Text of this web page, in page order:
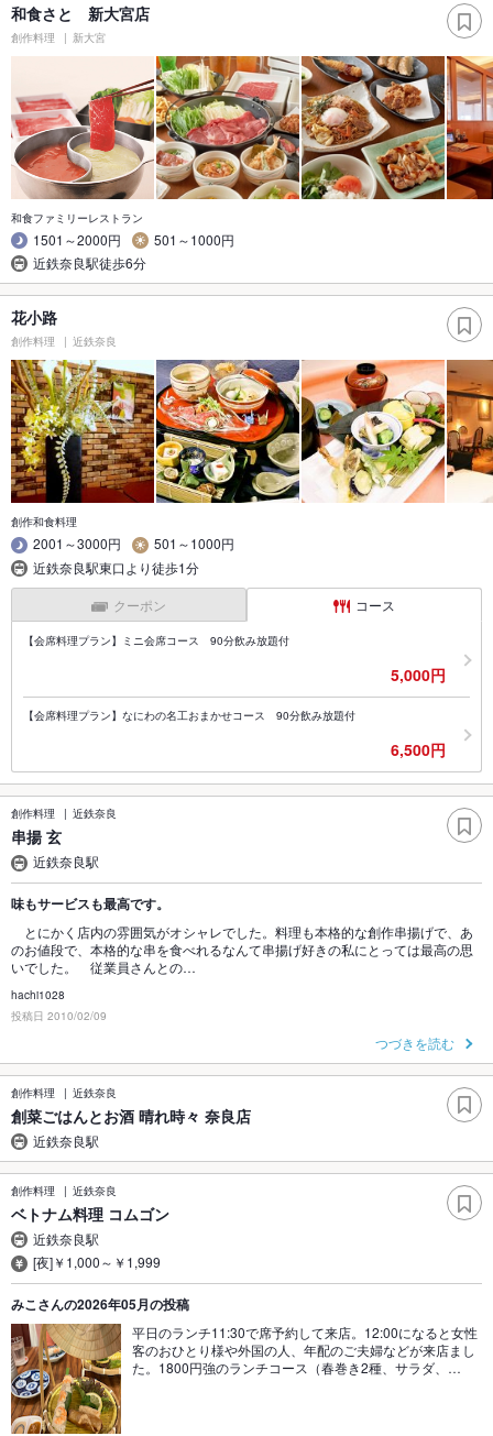
和食さと 新大宮店
創作料理 新大宮
和食ファミリーレストラン
1501～2000円
501～1000円
近鉄奈良駅徒歩6分
花小路
創作料理 近鉄奈良
創作和食料理
2001～3000円
501～1000円
近鉄奈良駅東口より徒歩1分
クーポン コース
【会席料理プラン】ミニ会席コース 90分飲み放題付
5,000円
【会席料理プラン】なにわの名工おまかせコース 90分飲み放題付
6,500円
創作料理 近鉄奈良
串揚 玄
近鉄奈良駅
味もサービスも最高です。
とにかく店内の雰囲気がオシャレでした。料理も本格的な創作串揚げで、あ
のお値段で、本格的な串を食べれるなんて串揚げ好きの私にとっては最高の思
いでした。 従業員さんとの…
hachi1028
投稿日 2010/02/09
つづきを読む
創作料理 近鉄奈良
創菜ごはんとお酒 晴れ時々 奈良店
近鉄奈良駅
創作料理 近鉄奈良
ベトナム料理 コムゴン
近鉄奈良駅
[夜]￥1,000～￥1,999
みこさんの2026年05月の投稿
平日のランチ11:30で席予約して来店。12:00になると女性
客のおひとり様や外国の人、年配のご夫婦などが来店まし
た。1800円強のランチコース（春巻き2種、サラダ、…